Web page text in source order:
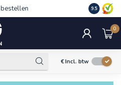
bestellen 9.5
0
€Incl. btw